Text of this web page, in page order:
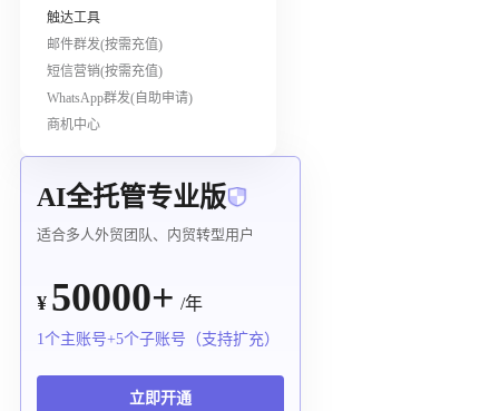
触达工具
邮件群发(按需充值)
短信营销(按需充值)
WhatsApp群发(自助申请)
商机中心
AI全托管专业版
适合多人外贸团队、内贸转型用户
¥ 50000+ /年
1个主账号+5个子账号（支持扩充）
立即开通